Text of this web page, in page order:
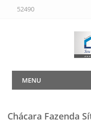
52490
MENU
Chácara Fazenda